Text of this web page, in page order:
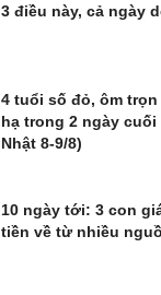
3 điều này, cả ngày
4 tuổi số đỏ, ôm
hạ trong 2 ngày
Nhật 8-9/8)
10 ngày tới: 3 con
tiền về từ nhiều